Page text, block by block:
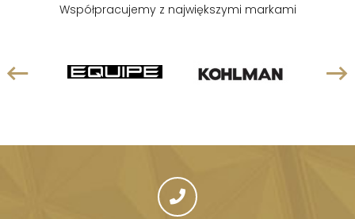
Współpracujemy z największymi markami